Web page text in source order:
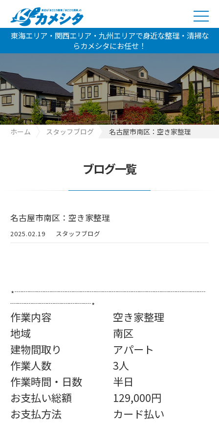
東海エリア・関西エリア・九州エリアで身近な整理・清掃な
らカメシタにお任せ！
ホーム スタッフブログ 名古屋市南区：空き家整理
ブログ一覧
名古屋市南区：空き家整理
2025.02.19 スタッフブログ
⋆┈┈┈┈┈┈┈┈┈┈┈┈┈┈┈┈┈┈┈┈┈┈┈┈┈┈
┈┈┈┈┈┈┈┈┈┈┈⋆
作業内容 空き家整理
地域 南区
建物間取り アパート
作業人数 3人
作業時間・日数 半日
お支払い総額 129,000円
お支払方法 カード払い